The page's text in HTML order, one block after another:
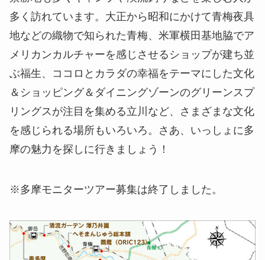
多く訪れています。大正から昭和にかけて青梅夜具
地などの織物で知られた青梅、米軍横田基地脇でア
メリカンカルチャーを感じさせるショップが建ち並
ぶ福生、ココロとカラダの幸福をテーマにした文化
＆ショッピング＆ダイニングゾーンのグリーンスプ
リングスが注目を集める立川など、さまざまな文化
を感じられる場所もいろいろ。さあ、いっしょに多
摩の魅力を探しに行きましょう！
※多摩モニターツアー募集は終了しました。